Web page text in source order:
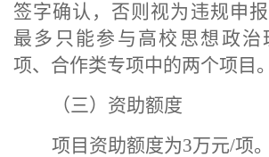
签字确认，否则视为违规申
最多只能参与高校思想政治
项、合作类专项中的两个项目。
（三）资助额度
项目资助额度为3万元/项。